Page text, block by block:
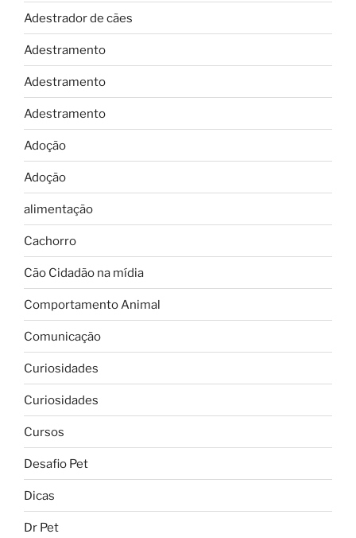
Adestrador de cães
Adestramento
Adestramento
Adestramento
Adoção
Adoção
alimentação
Cachorro
Cão Cidadão na mídia
Comportamento Animal
Comunicação
Curiosidades
Curiosidades
Cursos
Desafio Pet
Dicas
Dr Pet